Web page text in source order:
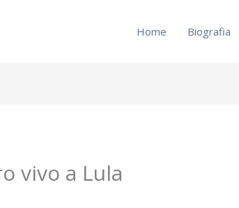
Home Biografia
vivo a Lula